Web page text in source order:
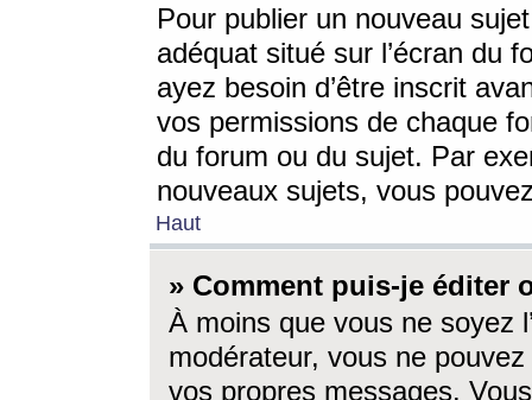
Pour publier un nouveau
adéquat situé sur l’écran du
ayez besoin d’être inscrit
vos permissions de chaque
du forum ou du sujet. Par
nouveaux sujets, vous
Haut
» Comment puis-je éditer
À moins que vous ne soyez
modérateur, vous ne
vos propres messages.